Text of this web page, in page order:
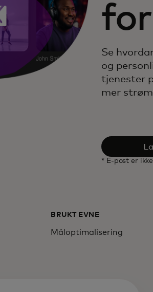
Se
og
tjenester
mer
* E-post er
BRUKT EVNE
Måloptimalisering